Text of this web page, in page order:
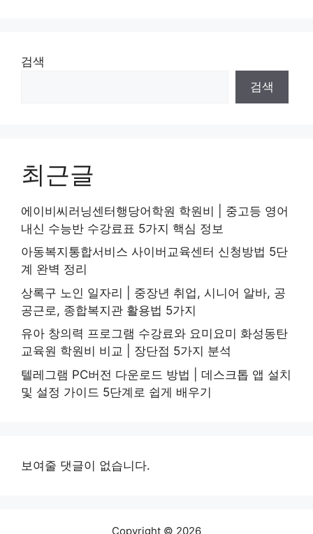
검색
검색
최근글
에이비씨러닝센터행당어학원 학원비 | 중고등 영어
내신 수능반 수강료표 5가지 핵심 정보
아동복지통합서비스 사이버교육센터 신청방법 5단
계 완벽 정리
상록구 노인 일자리 | 중장년 취업, 시니어 알바, 공
공근로, 종합복지관 활용법 5가지
유아 창의력 프로그램 수강료와 요미요미 화성동탄
교육원 학원비 비교 | 장단점 5가지 분석
텔레그램 PC버전 다운로드 방법 | 데스크톱 앱 설치
및 설정 가이드 5단계로 쉽게 배우기
보여줄 댓글이 없습니다.
Copyright © 2026